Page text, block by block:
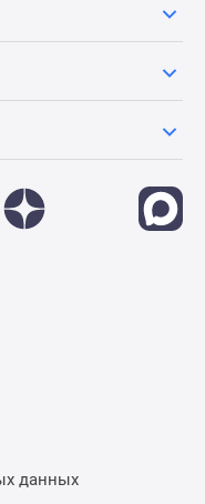
данных